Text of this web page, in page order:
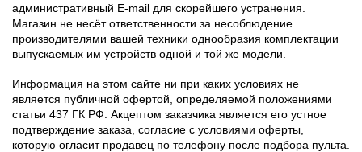
административный E-mail для скорейшего устранения.
Магазин не несёт ответственности за несоблюдение
производителями вашей техники однообразия комплектации
выпускаемых им устройств одной и той же модели.
Информация на этом сайте ни при каких условиях не
является публичной офертой, определяемой положениями
статьи 437 ГК РФ. Акцептом заказчика является его устное
подтверждение заказа, согласие с условиями оферты,
которую огласит продавец по телефону после подбора пульта.